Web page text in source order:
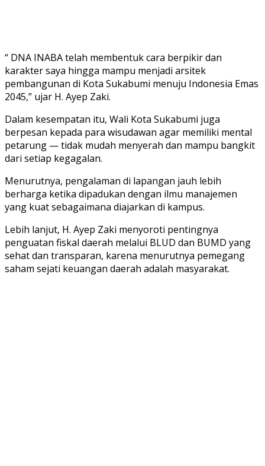
“ DNA INABA telah membentuk cara berpikir dan
karakter saya hingga mampu menjadi arsitek
pembangunan di Kota Sukabumi menuju Indonesia Emas
2045,” ujar H. Ayep Zaki.
Dalam kesempatan itu, Wali Kota Sukabumi juga
berpesan kepada para wisudawan agar memiliki mental
petarung — tidak mudah menyerah dan mampu bangkit
dari setiap kegagalan.
Menurutnya, pengalaman di lapangan jauh lebih
berharga ketika dipadukan dengan ilmu manajemen
yang kuat sebagaimana diajarkan di kampus.
Lebih lanjut, H. Ayep Zaki menyoroti pentingnya
penguatan fiskal daerah melalui BLUD dan BUMD yang
sehat dan transparan, karena menurutnya pemegang
saham sejati keuangan daerah adalah masyarakat.